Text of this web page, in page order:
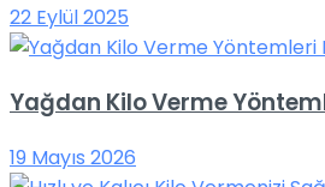
22 Eylül 2025
Yağdan Kilo Verme
19 Mayıs 2026